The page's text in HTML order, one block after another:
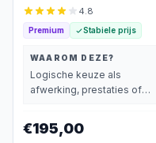
massage met warmte
4.8
Premium Stabiele prijs
WAAROM DEZE?
Logische keuze als
afwerking, prestaties of
€195,00